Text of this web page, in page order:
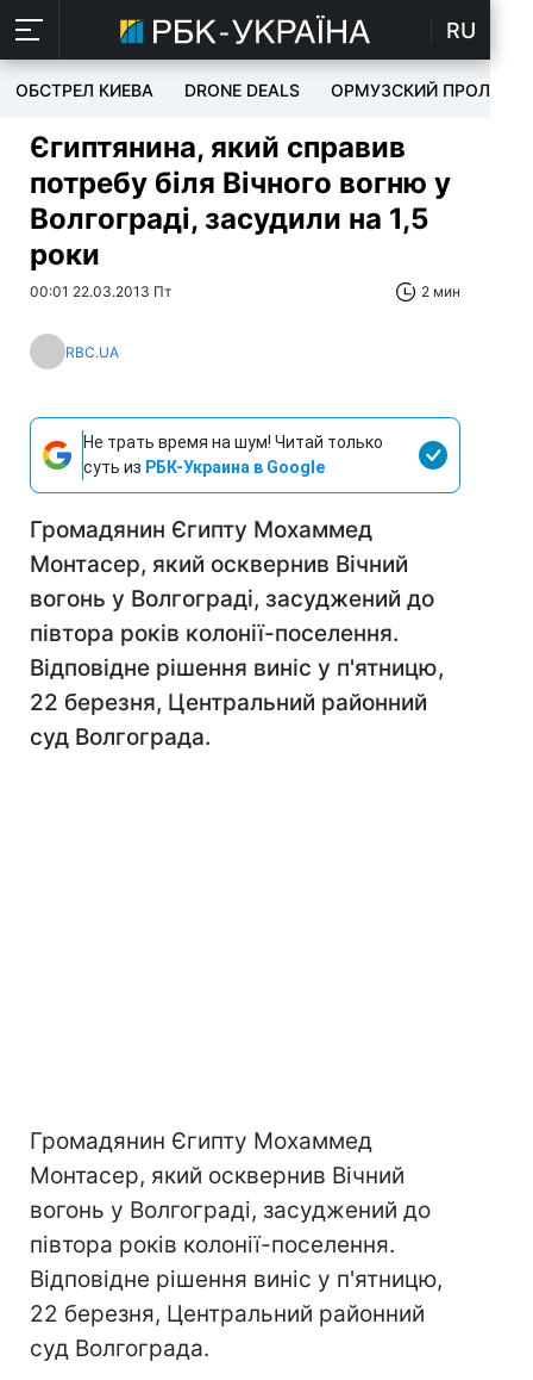
RU
ОБСТРЕЛ КИЕВА DRONE DEALS ОРМУЗСКИЙ ПРОЛИВ
Єгиптянина, який справив
потребу біля Вічного вогню у
Волгограді, засудили на 1,5
роки
00:01 22.03.2013 Пт 2 мин
RBC.UA
Не трать время на шум! Читай только
суть из РБК-Украина в Google
Громадянин Єгипту Мохаммед
Монтасер, який осквернив Вічний
вогонь у Волгограді, засуджений до
півтора років колонії-поселення.
Відповідне рішення виніс у п'ятницю,
22 березня, Центральний районний
суд Волгограда.
Громадянин Єгипту Мохаммед
Монтасер, який осквернив Вічний
вогонь у Волгограді, засуджений до
півтора років колонії-поселення.
Відповідне рішення виніс у п'ятницю,
22 березня, Центральний районний
суд Волгограда.